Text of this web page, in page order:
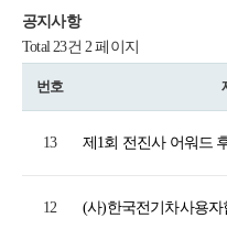
공지사항
Total 23건 2 페이지
번호
13 제1회 전진사 어워드
12 (사)한국전기차사용자